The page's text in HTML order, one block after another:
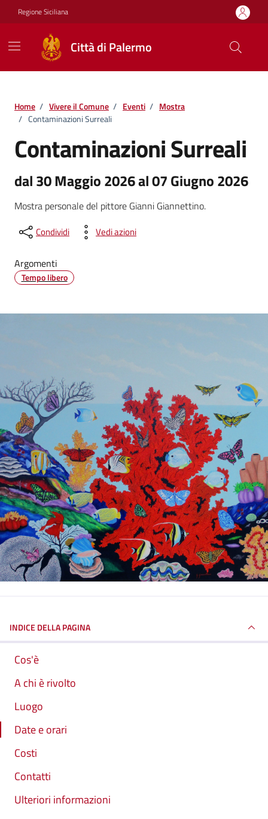
Vai ai contenuti
Vai al footer
Regione Siciliana
Città di Palermo
Home / Vivere il Comune / Eventi / Mostra
/ Contaminazioni Surreali
Contaminazioni Surreali
dal 30 Maggio 2026 al 07 Giugno 2026
Mostra personale del pittore Gianni Giannettino.
Condividi Vedi azioni
Argomenti
Tempo libero
INDICE DELLA PAGINA
Cos'è
A chi è rivolto
Luogo
Date e orari
Costi
Contatti
Ulteriori informazioni